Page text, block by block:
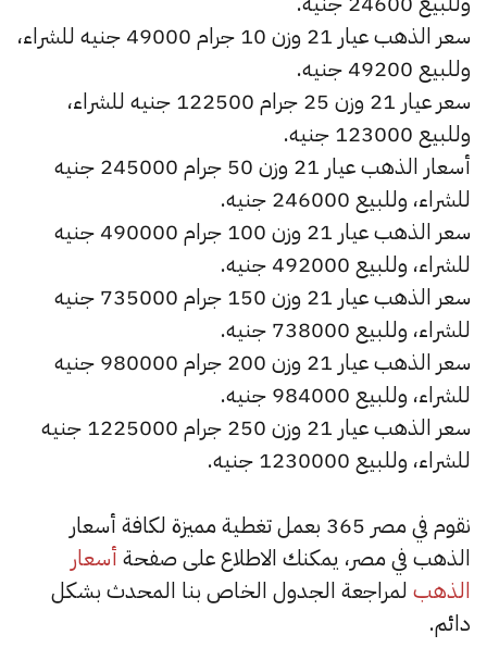
سعر الذهب عيار 21 وزن 10 جرام 49000 جنيه للشراء،
وللبيع 49200 جنيه.
سعر عيار 21 وزن 25 جرام 122500 جنيه للشراء،
وللبيع 123000 جنيه.
أسعار الذهب عيار 21 وزن 50 جرام 245000 جنيه
للشراء، وللبيع 246000 جنيه.
سعر الذهب عيار 21 وزن 100 جرام 490000 جنيه
للشراء، وللبيع 492000 جنيه.
سعر الذهب عيار 21 وزن 150 جرام 735000 جنيه
للشراء، وللبيع 738000 جنيه.
سعر الذهب عيار 21 وزن 200 جرام 980000 جنيه
للشراء، وللبيع 984000 جنيه.
سعر الذهب عيار 21 وزن 250 جرام 1225000 جنيه
للشراء، وللبيع 1230000 جنيه.
نقوم في مصر 365 بعمل تغطية مميزة لكافة أسعار
الذهب في مصر، يمكنك الاطلاع على صفحة أسعار
الذهب لمراجعة الجدول الخاص بنا المحدث بشكل
دائم.